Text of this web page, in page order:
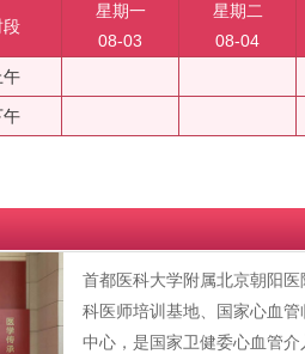
段
星期一
08-03
星期二
08-04
午
午
首都医科大学附属北京朝阳
科医师培训基地、国家心血
中心，是国家卫健委心血管